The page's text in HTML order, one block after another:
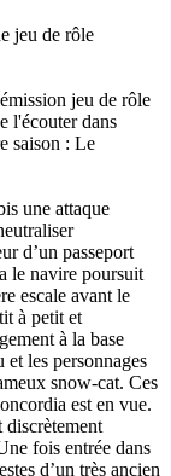
jeu de rôle
jeu de rôle
l'écouter dans
saison : Le
une attaque
d’un passeport
le navire poursuit
escale avant le
à petit et
à la base
les personnages
snow-cat. Ces
est en vue.
discrètement
fois entrée dans
d’un très ancien